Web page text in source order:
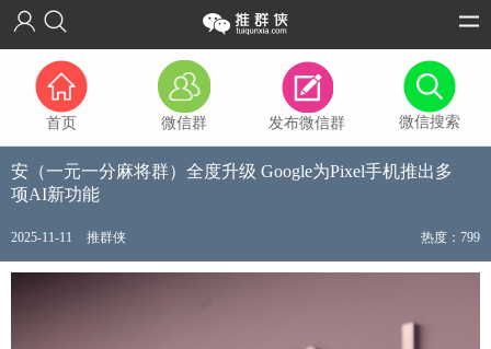
首页 微信群 发布微信群 微信搜索
安（一元一分麻将群）全度升级 Google为Pixel手机推出多
项AI新功能
2025-11-11 推群侠 热度：799